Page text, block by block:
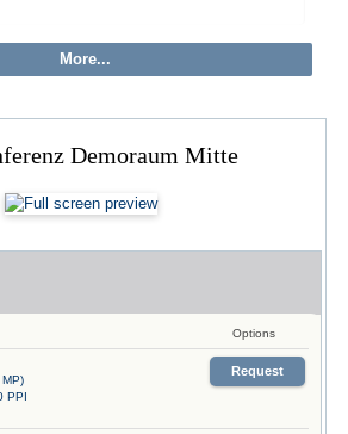
Demoraum Mitte
Options
PPI
Request